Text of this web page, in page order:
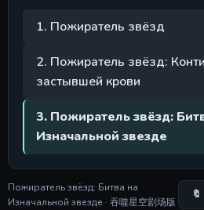
1. Пожиратель звёзд
2. Пожиратель звёзд:
застывшей крови
3. Пожиратель звёзд:
Изначальной звезде
Пожиратель звёзд: Битва на
Изначальной звезде · 吞噬星空剧场版